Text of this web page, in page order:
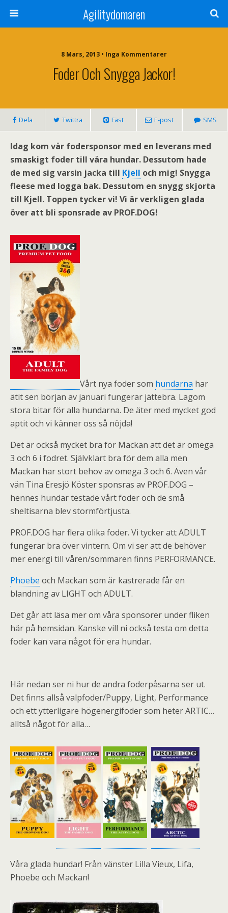
Agilitydomaren
8 Mars, 2013 • Inga Kommentarer
Foder Och Snygga Jackor!
Dela Twittra Fäst E-post SMS
Idag kom vår fodersponsor med en leverans med
smaskigt foder till våra hundar. Dessutom hade
de med sig varsin jacka till Kjell och mig! Snygga
fleese med logga bak. Dessutom en snygg skjorta
till Kjell. Toppen tycker vi! Vi är verkligen glada
över att bli sponsrade av PROF.DOG!
Vårt nya foder som hundarna har
ätit sen början av januari fungerar jättebra. Lagom
stora bitar för alla hundarna. De äter med mycket god
aptit och vi känner oss så nöjda!
Det är också mycket bra för Mackan att det är omega
3 och 6 i fodret. Självklart bra för dem alla men
Mackan har stort behov av omega 3 och 6. Även vår
vän Tina Eresjö Köster sponsras av PROF.DOG –
hennes hundar testade vårt foder och de små
sheltisarna blev stormförtjusta.
PROF.DOG har flera olika foder. Vi tycker att ADULT
fungerar bra över vintern. Om vi ser att de behöver
mer energi till våren/sommaren finns PERFORMANCE.
Phoebe och Mackan som är kastrerade får en
blandning av LIGHT och ADULT.
Det går att läsa mer om våra sponsorer under fliken
här på hemsidan. Kanske vill ni också testa om detta
foder kan vara något för era hundar.
Här nedan ser ni hur de andra foderpåsarna ser ut.
Det finns allså valpfoder/Puppy, Light, Performance
och ett ytterligare högenergifoder som heter ARTIC…
alltså något för alla…
Våra glada hundar! Från vänster Lilla Vieux, Lifa,
Phoebe och Mackan!